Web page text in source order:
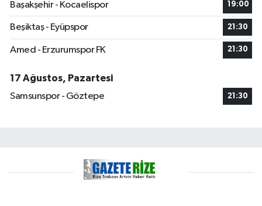
Başakşehir - Kocaelispor
19:00
Beşiktaş - Eyüpspor 21:30
Amed - Erzurumspor FK 21:30
17 Ağustos, Pazartesi
Samsunspor - Göztepe
21:30